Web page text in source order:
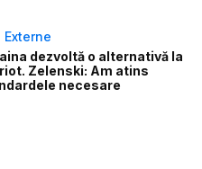
Externe
dezvoltă o alternativă la
Zelenski: Am atins
necesare